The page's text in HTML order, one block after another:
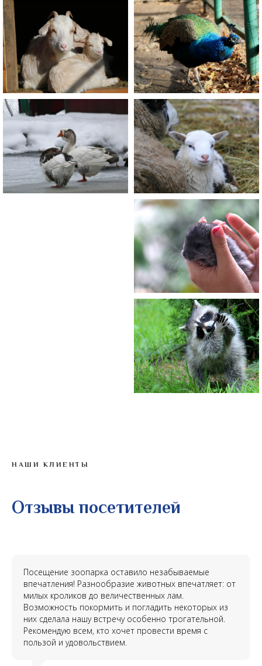
НАШИ КЛИЕНТЫ
Отзывы посетителей
Посещение зоопарка оставило незабываемые
впечатления! Разнообразие животных впечатляет: от
милых кроликов до величественных лам.
Возможность покормить и погладить некоторых из
них сделала нашу встречу особенно трогательной.
Рекомендую всем, кто хочет провести время с
пользой и удовольствием.